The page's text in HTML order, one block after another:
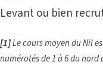
Levant ou bien
[1]Le cours moyen du Nil
numérotés de 1 à 6 du nord